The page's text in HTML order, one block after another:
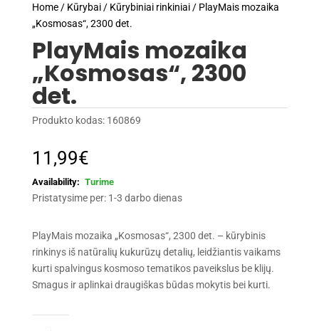
Home/ Kūrybai/ Kūrybiniai rinkiniai/ PlayMais mozaika
„Kosmosas“, 2300 det.
PlayMais mozaika
„Kosmosas“, 2300
det.
Produkto kodas: 160869
11,99€
Turime
Pristatysime per: 1-3 darbo dienas
PlayMais mozaika „Kosmosas“, 2300 det. – kūrybinis
rinkinys iš natūralių kukurūzų detalių, leidžiantis vaikams
kurti spalvingus kosmoso tematikos paveikslus be klijų.
Smagus ir aplinkai draugiškas būdas mokytis bei kurti.